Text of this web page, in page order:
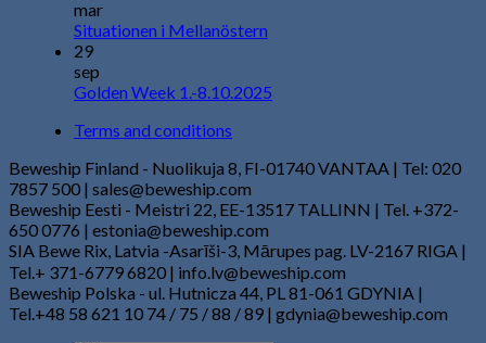
mar
Situationen i Mellanöstern
29
sep
Golden Week 1.-8.10.2025
Terms and conditions
Beweship Finland - Nuolikuja 8, FI-01740 VANTAA | Tel: 020
7857 500 | sales@beweship.com
Beweship Eesti - Meistri 22, EE-13517 TALLINN | Tel. +372-
650 0776 | estonia@beweship.com
SIA Bewe Rix, Latvia -Asarīši-3, Mārupes pag. LV-2167 RIGA |
Tel.+ 371-6779 6820 | info.lv@beweship.com
Beweship Polska - ul. Hutnicza 44, PL 81-061 GDYNIA |
Tel.+48 58 621 10 74 / 75 / 88 / 89 | gdynia@beweship.com